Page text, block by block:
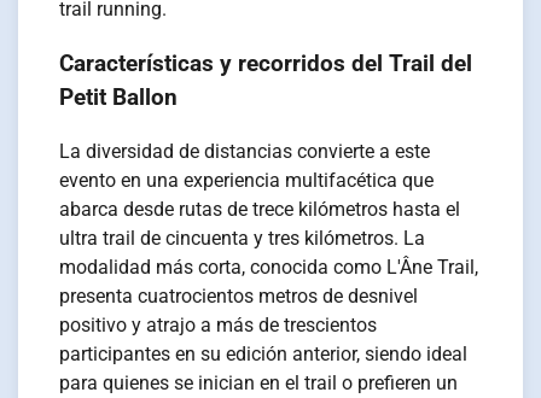
trail running.
Características y recorridos del Trail del
Petit Ballon
La diversidad de distancias convierte a este
evento en una experiencia multifacética que
abarca desde rutas de trece kilómetros hasta el
ultra trail de cincuenta y tres kilómetros. La
modalidad más corta, conocida como L'Âne Trail,
presenta cuatrocientos metros de desnivel
positivo y atrajo a más de trescientos
participantes en su edición anterior, siendo ideal
para quienes se inician en el trail o prefieren un